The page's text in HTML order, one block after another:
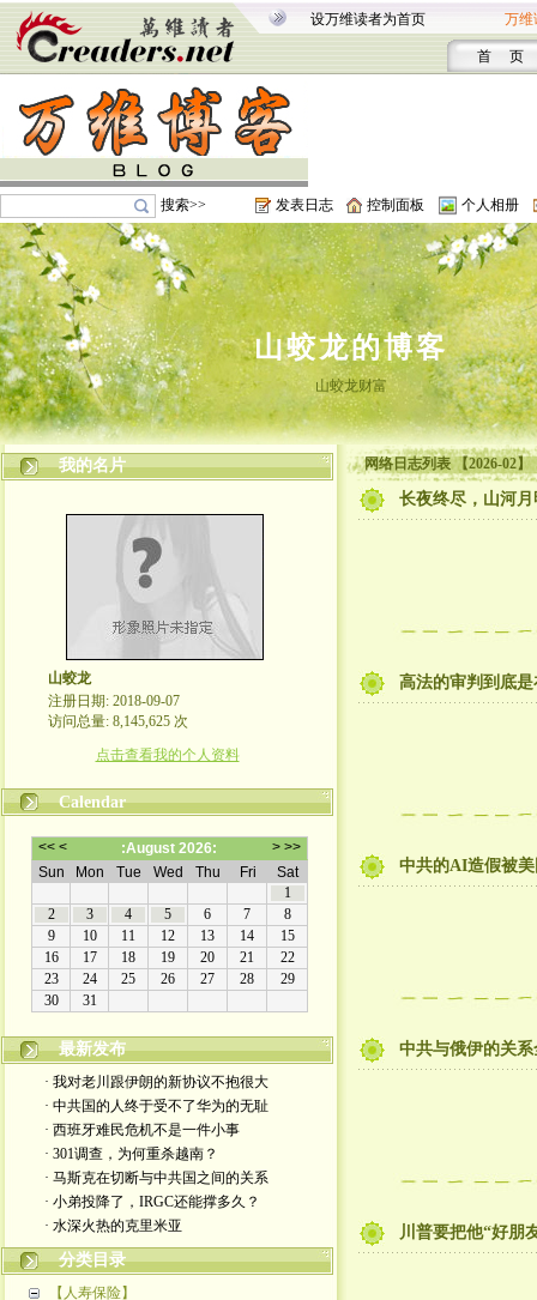
设万维读者为首页 万维
首 页
搜索>> 发表日志 控制面板 个人相册
山蛟龙的博客
山蛟龙财富
我的名片
山蛟龙
注册日期: 2018-09-07
访问总量: 8,145,625 次
点击查看我的个人资料
Calendar
最新发布
· 我对老川跟伊朗的新协议不抱很大
· 中共国的人终于受不了华为的无耻
· 西班牙难民危机不是一件小事
· 301调查，为何重杀越南？
· 马斯克在切断与中共国之间的关系
· 小弟投降了，IRGC还能撑多久？
· 水深火热的克里米亚
分类目录
【人寿保险】
网络日志列表 【2026-02】
长夜终尽，山河月
高法的审判到底
中共的AI造假被
中共与俄伊的关
川普要把他“好朋